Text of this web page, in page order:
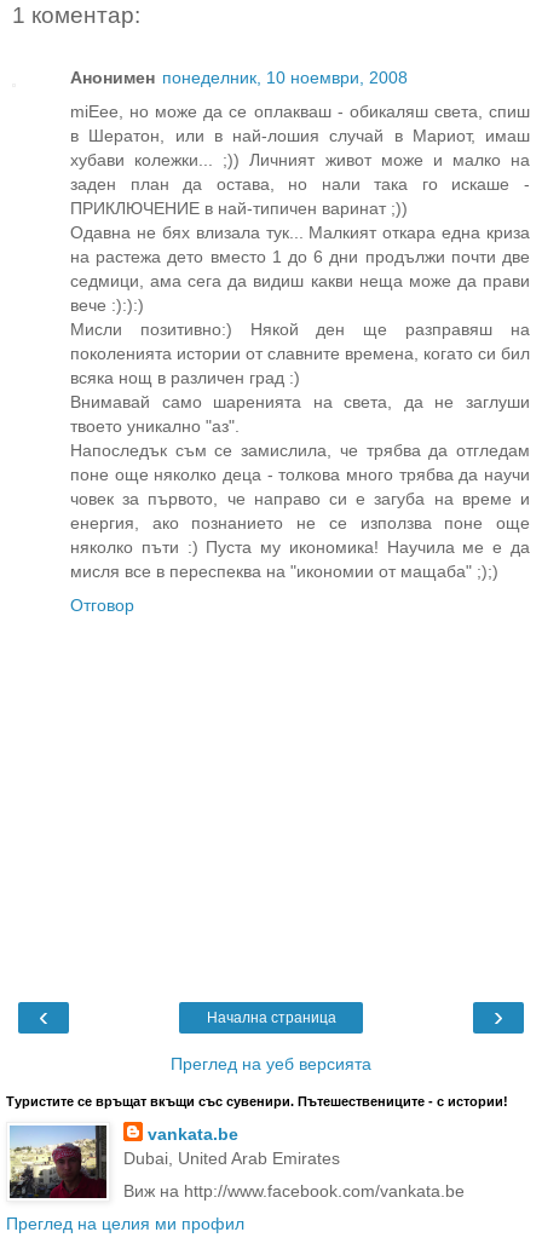
1 коментар:
Анонимен понеделник, 10 ноември, 2008
miЕее, но може да се оплакваш - обикаляш света, спиш
в Шератон, или в най-лошия случай в Мариот, имаш
хубави колежки... ;)) Личният живот може и малко на
заден план да остава, но нали така го искаше -
ПРИКЛЮЧЕНИЕ в най-типичен варинат ;))
Одавна не бях влизала тук... Малкият откара една криза
на растежа дето вместо 1 до 6 дни продължи почти две
седмици, ама сега да видиш какви неща може да прави
вече :):):)
Мисли позитивно:) Някой ден ще разправяш на
поколенията истории от славните времена, когато си бил
всяка нощ в различен град :)
Внимавай само шаренията на света, да не заглуши
твоето уникално "аз".
Напоследък съм се замислила, че трябва да отгледам
поне още няколко деца - толкова много трябва да научи
човек за първото, че направо си е загуба на време и
енергия, ако познанието не се използва поне още
няколко пъти :) Пуста му икономика! Научила ме е да
мисля все в переспеква на "икономии от мащаба" ;);)
Отговор
‹ ›
Начална страница
Преглед на уеб версията
Туристите се връщат вкъщи със сувенири. Пътешествениците - с истории!
vankata.be
Dubai, United Arab Emirates
Виж на http://www.facebook.com/vankata.be
Преглед на целия ми профил